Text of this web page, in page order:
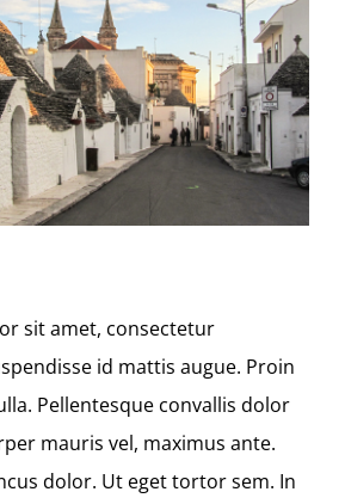
CONTACT
sit amet, consectetur
id mattis augue. Proin
Pellentesque convallis dolor
mauris vel, maximus ante.
dolor. Ut eget tortor sem. In